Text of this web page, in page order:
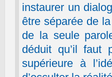
instaurer un
être séparée de
de la seule
déduit qu’il faut
supérieure à